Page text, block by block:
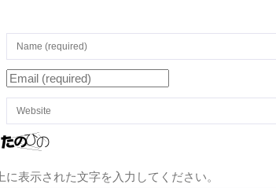
上に表示された文字を入力してください。